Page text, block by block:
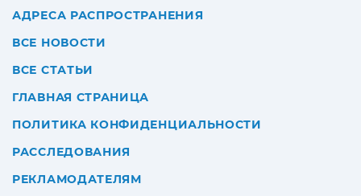
АДРЕСА РАСПРОСТРАНЕНИЯ
ВСЕ НОВОСТИ
ВСЕ СТАТЬИ
ГЛАВНАЯ СТРАНИЦА
ПОЛИТИКА КОНФИДЕНЦИАЛЬНОСТИ
РАССЛЕДОВАНИЯ
РЕКЛАМОДАТЕЛЯМ